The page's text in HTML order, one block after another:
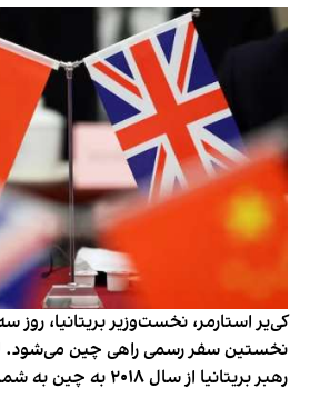
نخستین سفر رسمی راهی چین می‌شود.
رهبر بریتانیا از سال ۲۰۱۸ به چین به شمار می‌رود.